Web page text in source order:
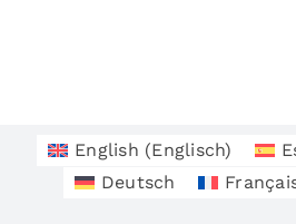
English (Englisch)
Deutsch